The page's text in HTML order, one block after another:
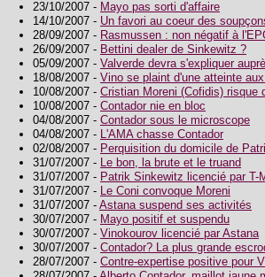
23/10/2007 - Mayo pas sorti d'affaire
14/10/2007 - Un favori au coeur des
28/09/2007 - Rasmussen : non négatif à
26/09/2007 - Bettini dealer de Sinkewitz ?
05/09/2007 - Valverde devra s'expliquer
18/08/2007 - Vino se plaint d'une atteinte
10/08/2007 - Cristian Moreni (Cofidis) risque
10/08/2007 - Contador nie en bloc
04/08/2007 - Contador sous le microscope
04/08/2007 - L'AMA chasse Contador
02/08/2007 - Perquisition du domicile de
31/07/2007 - Le bon, la brute et le truand
31/07/2007 - Patrik Sinkewitz licencié par T-
31/07/2007 - Le Coni convoque Moreni
31/07/2007 - Astana suspend ses activités
30/07/2007 - Mayo positif et suspendu
30/07/2007 - Vinokourov licencié par Astana
30/07/2007 - Contador? La plus grande
28/07/2007 - Contre-expertise positive pour